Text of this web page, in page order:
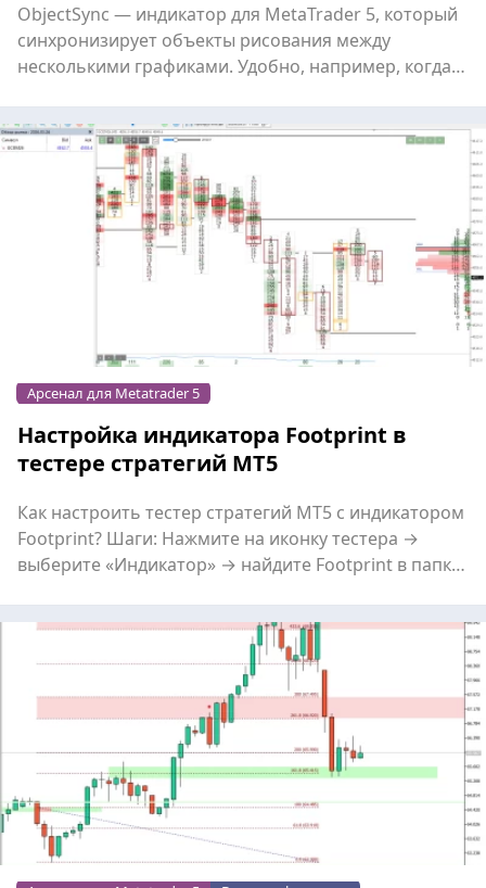
ObjectSync — индикатор для MetaTrader 5, который
синхронизирует объекты рисования между
несколькими графиками. Удобно, например, когда
Арсенал для Metatrader 5
Настройка индикатора Footprint в
тестере стратегий МТ5
Как настроить тестер стратегий MT5 с индикатором
Footprint? Шаги: Нажмите на иконку тестера →
выберите «Индикатор» → найдите Footprint в папке.